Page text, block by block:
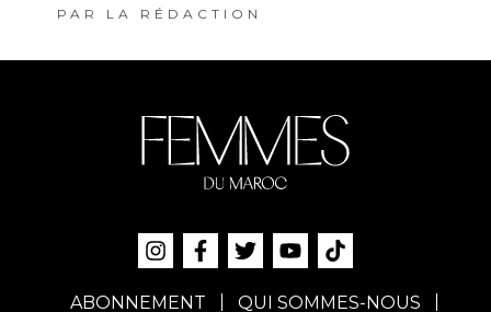
PAR LA RÉDACTION
ABONNEMENT QUI SOMMES-NOUS